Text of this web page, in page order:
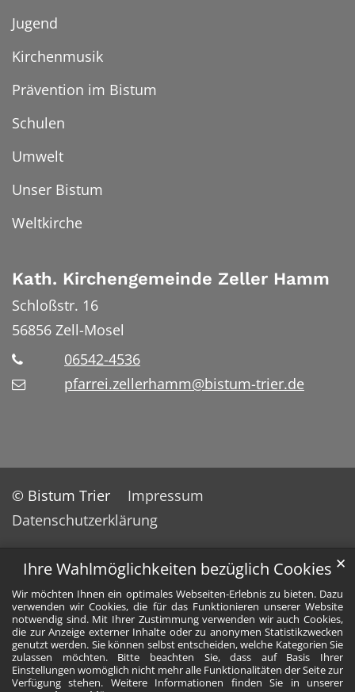
Ihre Wahlmöglichkeiten bezüglich Cookies
Wir möchten Ihnen ein optimales Webseiten-Erlebnis zu bieten. Dazu
verwenden wir Cookies, die für das Funktionieren unserer Website
notwendig sind. Mit Ihrer Zustimmung verwenden wir auch Cookies,
die zur Anzeige externer Inhalte oder zu anonymen Statistikzwecken
genutzt werden. Sie können selbst entscheiden, welche Kategorien Sie
zulassen möchten. Bitte beachten Sie, dass auf Basis Ihrer
Einstellungen womöglich nicht mehr alle Funktionalitäten der Seite zur
Verfügung stehen. Weitere Informationen finden Sie in unserer
✕
Jugend
Kirchenmusik
Prävention im Bistum
Schulen
Umwelt
Unser Bistum
Weltkirche
Kath. Kirchengemeinde Zeller Hamm
Schloßstr. 16
56856 Zell-Mosel
06542-4536
pfarrei.zellerhamm@bistum-trier.de
© Bistum Trier
Impressum
Datenschutzerklärung